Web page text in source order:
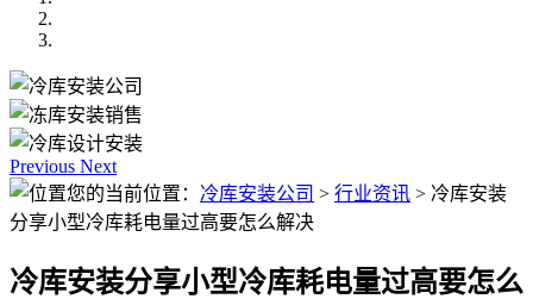
Previous Next
您的当前位置： 冷库安装公司 > 行业资讯 > 冷库安装
分享小型冷库耗电量过高要怎么解决
冷库安装分享小型冷库耗电量过高要怎么